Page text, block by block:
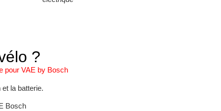
?
pour VAE by Bosch
la batterie.
Bosch